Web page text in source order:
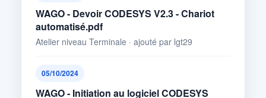
WAGO - Devoir CODESYS V2.3 - Chariot
automatisé.pdf
Atelier niveau Terminale · ajouté par lgt29
05/10/2024
WAGO - Initiation au logiciel CODESYS